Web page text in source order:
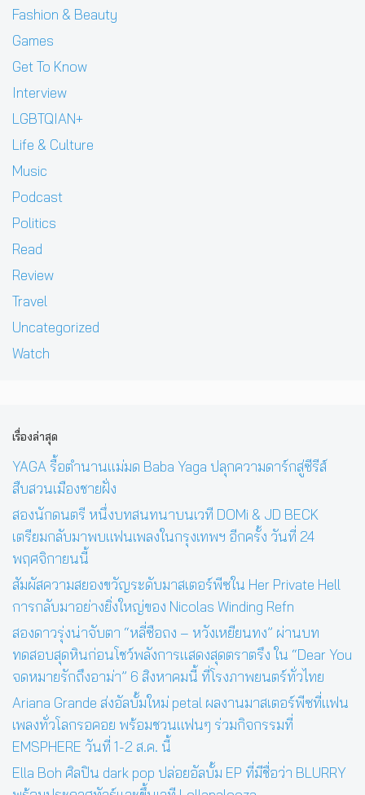
Fashion & Beauty
Games
Get To Know
Interview
LGBTQIAN+
Life & Culture
Music
Podcast
Politics
Read
Review
Travel
Uncategorized
Watch
เรื่องล่าสุด
YAGA รื้อตำนานแม่มด Baba Yaga ปลุกความดาร์กสู่ซีรีส์
สืบสวนเมืองชายฝั่ง
สองนักดนตรี หนึ่งบทสนทนาบนเวที DOMi & JD BECK
เตรียมกลับมาพบแฟนเพลงในกรุงเทพฯ อีกครั้ง วันที่ 24
พฤศจิกายนนี้
สัมผัสความสยองขวัญระดับมาสเตอร์พีซใน Her Private Hell
การกลับมาอย่างยิ่งใหญ่ของ Nicolas Winding Refn
สองดาวรุ่งน่าจับตา “หลี่ซือถง – หวังเหยียนทง” ผ่านบท
ทดสอบสุดหินก่อนโชว์พลังการแสดงสุดตราตรึง ใน “Dear You
จดหมายรักถึงอาม่า” 6 สิงหาคมนี้ ที่โรงภาพยนตร์ทั่วไทย
Ariana Grande ส่งอัลบั้มใหม่ petal ผลงานมาสเตอร์พีซที่แฟน
เพลงทั่วโลกรอคอย พร้อมชวนแฟนๆ ร่วมกิจกรรมที่
EMSPHERE วันที่ 1-2 ส.ค. นี้
Ella Boh ศิลปิน dark pop ปล่อยอัลบั้ม EP ที่มีชื่อว่า BLURRY